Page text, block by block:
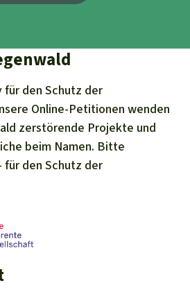
für den Schutz der
Online-Petitionen wenden
zerstörende Projekte und
beim Namen. Bitte
für den Schutz der